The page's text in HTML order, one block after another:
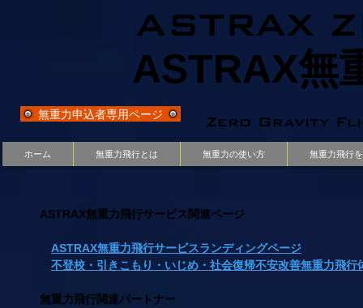
ASTRAX
ASTRAX無
Zero Gravity
無重力申込者専用ページ
ホーム 無重力飛行とは 無重力の使い方 無重力飛行
ASTRAX無重力飛行サービス関連ページ
ASTRAX無重力飛行サービスランディングページ
不登校・引きこもり・いじめ・社会復帰不安改善無重力飛行
無重力飛行関連パートナー